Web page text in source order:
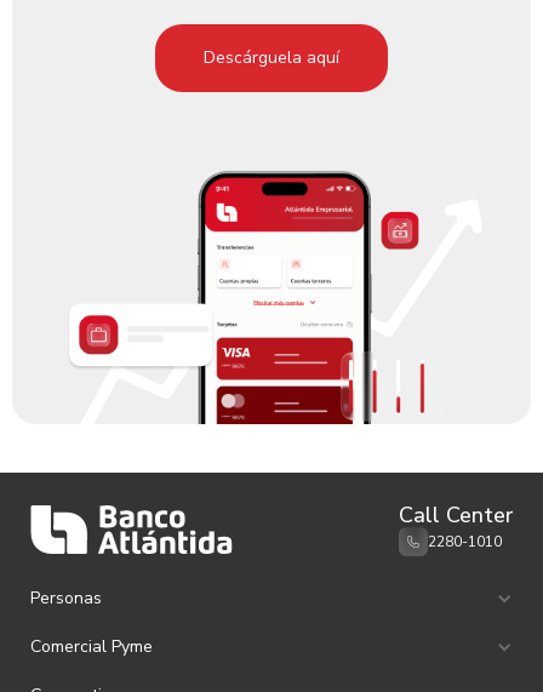
Descárguela aquí
Call Center
2280-1010
Personas
Ahorro e Inversión
Canales de Atención
Comercial Pyme
Ahorro e Inversión